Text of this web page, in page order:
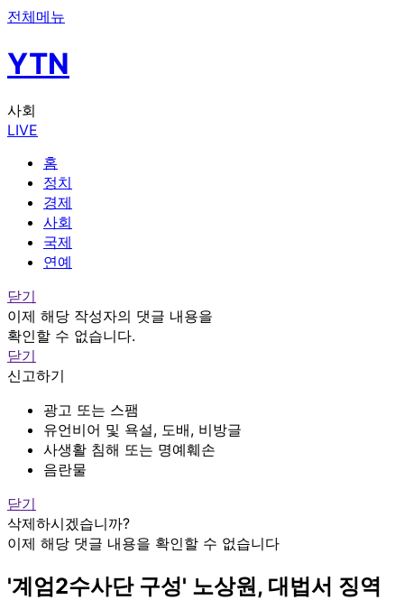
전체메뉴
YTN
사회
LIVE
홈
정치
경제
사회
국제
연예
닫기
이제 해당 작성자의 댓글 내용을
확인할 수 없습니다.
닫기
신고하기
광고 또는 스팸
유언비어 및 욕설, 도배, 비방글
사생활 침해 또는 명예훼손
음란물
닫기
삭제하시겠습니까?
이제 해당 댓글 내용을 확인할 수 없습니다
'계엄2수사단 구성' 노상원, 대법서 징역